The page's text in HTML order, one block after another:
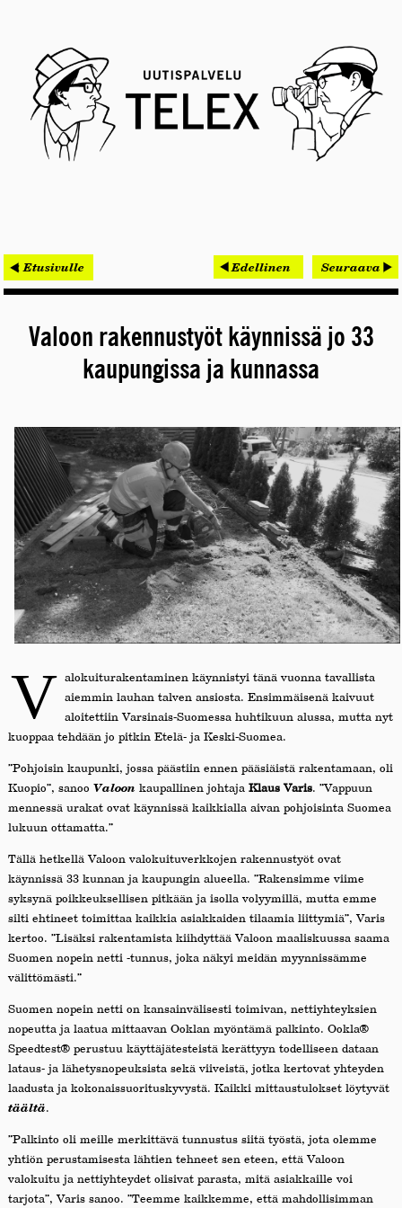
< Etusivulle Edellinen Seuraava
Valoon rakennustyöt käynnissä jo 33
kaupungissa ja kunnassa
V alokuiturakentaminen käynnistyi tänä vuonna tavallista
aiemmin lauhan talven ansiosta. Ensimmäisenä kaivuut
aloitettiin Varsinais-Suomessa huhtikuun alussa, mutta nyt
kuoppaa tehdään jo pitkin Etelä- ja Keski-Suomea.
”Pohjoisin kaupunki, jossa päästiin ennen pääsiäistä rakentamaan, oli
Kuopio”, sanooValoonkaupallinen johtajaKlaus Varis. ”Vappuun
mennessä urakat ovat käynnissä kaikkialla aivan pohjoisinta Suomea
lukuun ottamatta.”
Tällä hetkellä Valoon valokuituverkkojen rakennustyöt ovat
käynnissä 33 kunnan ja kaupungin alueella. ”Rakensimme viime
syksynä poikkeuksellisen pitkään ja isolla volyymillä, mutta emme
silti ehtineet toimittaa kaikkia asiakkaiden tilaamia liittymiä”, Varis
kertoo. ”Lisäksi rakentamista kiihdyttää Valoon maaliskuussa saama
Suomen nopein netti -tunnus, joka näkyi meidän myynnissämme
välittömästi.”
Suomen nopein netti on kansainvälisesti toimivan, nettiyhteyksien
nopeutta ja laatua mittaavan Ooklan myöntämä palkinto. Ookla®
Speedtest® perustuu käyttäjätesteistä kerättyyn todelliseen dataan
lataus- ja lähetysnopeuksista sekä viiveistä, jotka kertovat yhteyden
laadusta ja kokonaissuorituskyvystä. Kaikki mittaustulokset löytyvät
täältä.
”Palkinto oli meille merkittävä tunnustus siitä työstä, jota olemme
yhtiön perustamisesta lähtien tehneet sen eteen, että Valoon
valokuitu ja nettiyhteydet olisivat parasta, mitä asiakkaille voi
tarjota”, Varis sanoo. ”Teemme kaikkemme, että mahdollisimman